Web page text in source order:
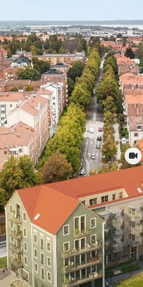
kommer bland annat
kommer förses med
kommer att finnas lätt
bil finns ett antal
- ett av de koncept som
nyproduktion. Du
liksom om
Djurgårdsbacken!